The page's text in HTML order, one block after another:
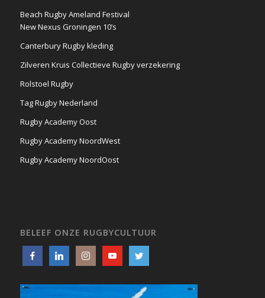
Beach Rugby Ameland Festival
New Nexus Groningen 10’s
Canterbury Rugby kleding
Zilveren Kruis Collectieve Rugby verzekering
Rolstoel Rugby
Tag Rugby Nederland
Rugby Academy Oost
Rugby Academy NoordWest
Rugby Academy NoordOost
BELEEF ONZE RUGBYCULTUUR